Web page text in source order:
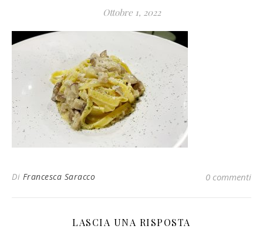
Ottobre 1, 2022
Di Francesca Saracco 0 commenti
LASCIA UNA RISPOSTA